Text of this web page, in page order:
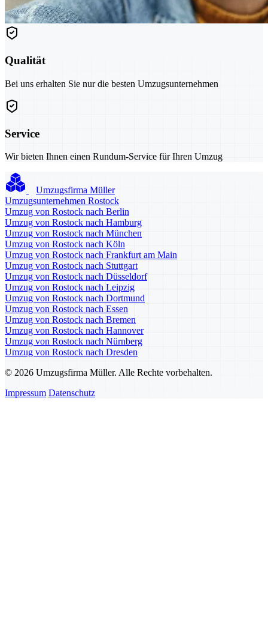
Qualität
Bei uns erhalten Sie nur die besten Umzugsunternehmen
Service
Wir bieten Ihnen einen Rundum-Service für Ihren Umzug
Umzugsfirma Müller
Umzugsunternehmen Rostock
Umzug von Rostock nach Berlin
Umzug von Rostock nach Hamburg
Umzug von Rostock nach München
Umzug von Rostock nach Köln
Umzug von Rostock nach Frankfurt am Main
Umzug von Rostock nach Stuttgart
Umzug von Rostock nach Düsseldorf
Umzug von Rostock nach Leipzig
Umzug von Rostock nach Dortmund
Umzug von Rostock nach Essen
Umzug von Rostock nach Bremen
Umzug von Rostock nach Hannover
Umzug von Rostock nach Nürnberg
Umzug von Rostock nach Dresden
© 2026 Umzugsfirma Müller. Alle Rechte vorbehalten.
Impressum Datenschutz